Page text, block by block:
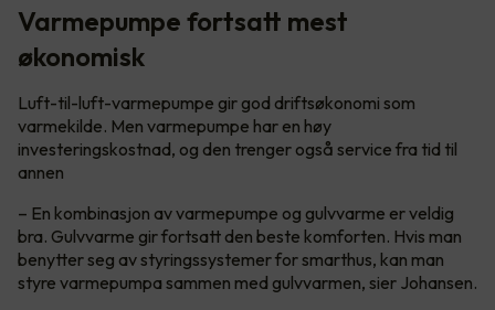
Varmepumpe fortsatt mest
økonomisk
Luft-til-luft-varmepumpe gir god driftsøkonomi som
varmekilde. Men varmepumpe har en høy
investeringskostnad, og den trenger også service fra tid til
annen
– En kombinasjon av varmepumpe og gulvvarme er veldig
bra. Gulvvarme gir fortsatt den beste komforten. Hvis man
benytter seg av styringssystemer for smarthus, kan man
styre varmepumpa sammen med gulvvarmen, sier Johansen.